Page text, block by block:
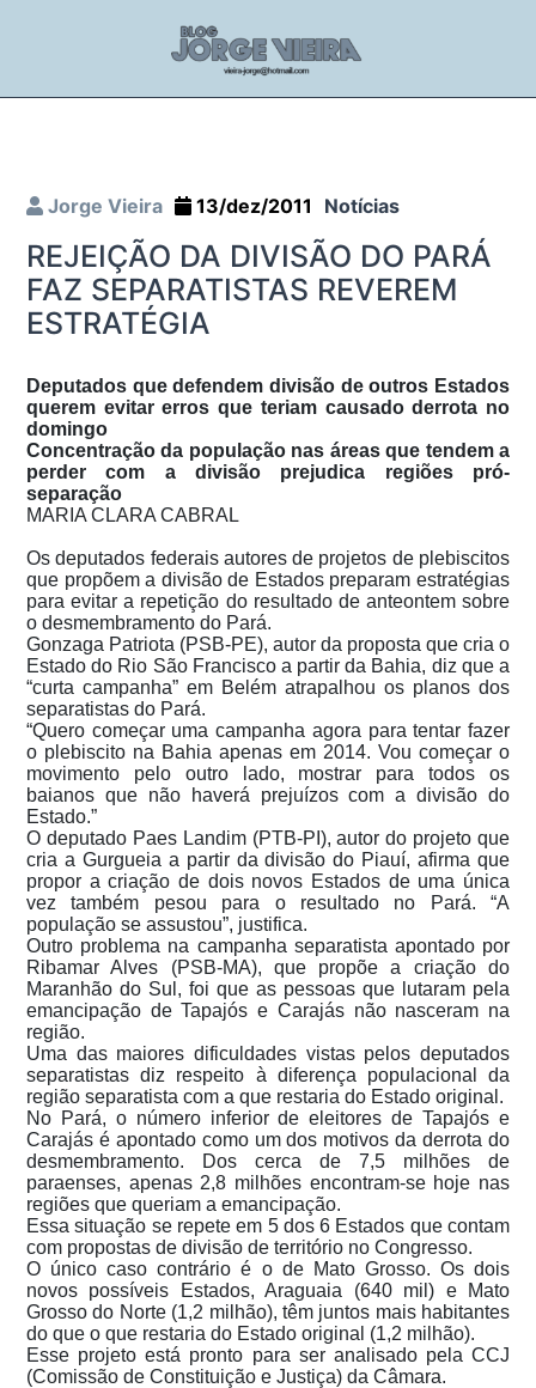
Jorge Vieira 13/dez/2011 Notícias
REJEIÇÃO DA DIVISÃO DO PARÁ
FAZ SEPARATISTAS REVEREM
ESTRATÉGIA
Deputados que defendem divisão de outros Estados
querem evitar erros que teriam causado derrota no
domingo
Concentração da população nas áreas que tendem a
perder com a divisão prejudica regiões pró-
separação
MARIA CLARA CABRAL
Os deputados federais autores de projetos de plebiscitos
que propõem a divisão de Estados preparam estratégias
para evitar a repetição do resultado de anteontem sobre
o desmembramento do Pará.
Gonzaga Patriota (PSB-PE), autor da proposta que cria o
Estado do Rio São Francisco a partir da Bahia, diz que a
“curta campanha” em Belém atrapalhou os planos dos
separatistas do Pará.
“Quero começar uma campanha agora para tentar fazer
o plebiscito na Bahia apenas em 2014. Vou começar o
movimento pelo outro lado, mostrar para todos os
baianos que não haverá prejuízos com a divisão do
Estado.”
O deputado Paes Landim (PTB-PI), autor do projeto que
cria a Gurgueia a partir da divisão do Piauí, afirma que
propor a criação de dois novos Estados de uma única
vez também pesou para o resultado no Pará. “A
população se assustou”, justifica.
Outro problema na campanha separatista apontado por
Ribamar Alves (PSB-MA), que propõe a criação do
Maranhão do Sul, foi que as pessoas que lutaram pela
emancipação de Tapajós e Carajás não nasceram na
região.
Uma das maiores dificuldades vistas pelos deputados
separatistas diz respeito à diferença populacional da
região separatista com a que restaria do Estado original.
No Pará, o número inferior de eleitores de Tapajós e
Carajás é apontado como um dos motivos da derrota do
desmembramento. Dos cerca de 7,5 milhões de
paraenses, apenas 2,8 milhões encontram-se hoje nas
regiões que queriam a emancipação.
Essa situação se repete em 5 dos 6 Estados que contam
com propostas de divisão de território no Congresso.
O único caso contrário é o de Mato Grosso. Os dois
novos possíveis Estados, Araguaia (640 mil) e Mato
Grosso do Norte (1,2 milhão), têm juntos mais habitantes
do que o que restaria do Estado original (1,2 milhão).
Esse projeto está pronto para ser analisado pela CCJ
(Comissão de Constituição e Justiça) da Câmara.